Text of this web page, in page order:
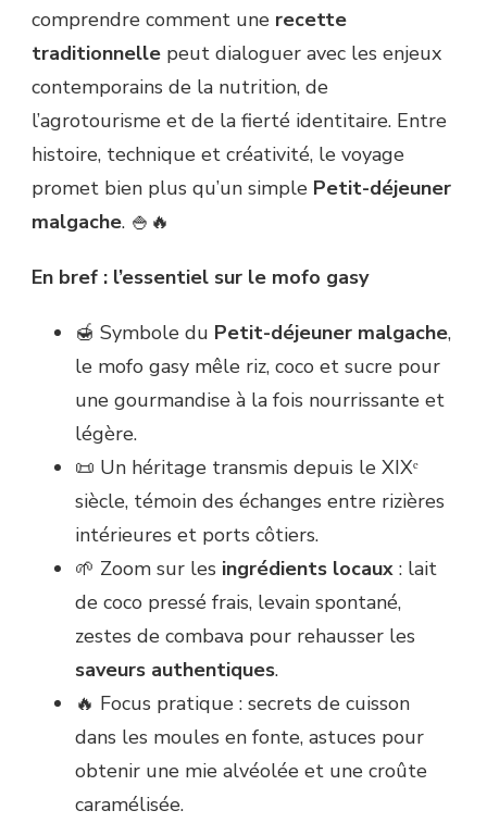
comprendre comment une recette
traditionnelle peut dialoguer avec les enjeux
contemporains de la nutrition, de
l’agrotourisme et de la fierté identitaire. Entre
histoire, technique et créativité, le voyage
promet bien plus qu’un simple Petit-déjeuner
malgache. 🍚🔥
En bref : l’essentiel sur le mofo gasy
🍯 Symbole du Petit-déjeuner malgache,
le mofo gasy mêle riz, coco et sucre pour
une gourmandise à la fois nourrissante et
légère.
📜 Un héritage transmis depuis le XIXᵉ
siècle, témoin des échanges entre rizières
intérieures et ports côtiers.
🌱 Zoom sur les ingrédients locaux : lait
de coco pressé frais, levain spontané,
zestes de combava pour rehausser les
saveurs authentiques.
🔥 Focus pratique : secrets de cuisson
dans les moules en fonte, astuces pour
obtenir une mie alvéolée et une croûte
caramélisée.